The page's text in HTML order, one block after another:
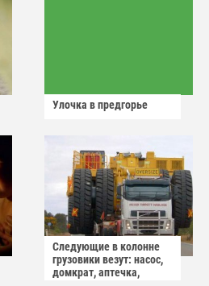
Улочка в предгорье
Следующие в колонне
грузовики везут: насос,
домкрат, аптечка,